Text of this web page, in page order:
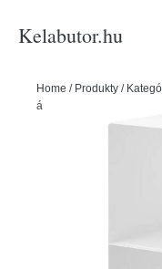
Kelabutor.hu
Home / Produkty /
állvány 40x73x38 cm